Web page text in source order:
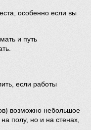
особенно если вы
и путь
если работы
возможно небольшое
полу, но и на стенах,